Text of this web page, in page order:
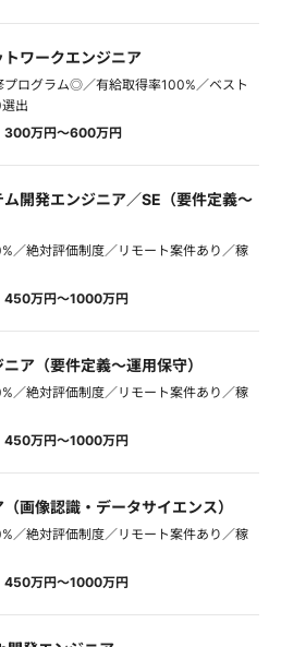
トワークエンジニア
プログラム◎／有給取得率100%／ベスト
出
万円～600万円
開発エンジニア／SE（要件定義～
／絶対評価制度／リモート案件あり／稼
万円～1000万円
ア（要件定義～運用保守）
／絶対評価制度／リモート案件あり／稼
万円～1000万円
画像認識・データサイエンス）
／絶対評価制度／リモート案件あり／稼
万円～1000万円